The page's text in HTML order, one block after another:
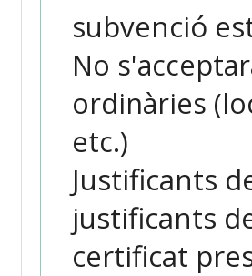
subvenció
No
ordinàries
etc.)
Justificants
justificants
certificat